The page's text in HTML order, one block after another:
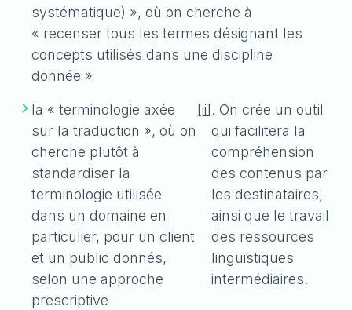
systématique) », où on cherche à
« recenser tous les termes désignant les
concepts utilisés dans une discipline
donnée »
la « terminologie axée
sur la traduction », où on
cherche plutôt à
standardiser la
terminologie utilisée
dans un domaine en
particulier, pour un client
et un public donnés,
selon une approche
prescriptive
[ii] . On crée un outil
qui facilitera la
compréhension
des contenus par
les destinataires,
ainsi que le travail
des ressources
linguistiques
intermédiaires.